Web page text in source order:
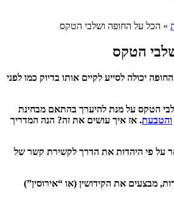
» הכל על החופה ושלבי הטקס
הטקס
יכולה לסייע לקיים אותו בדיוק כמו לפני
הטקס על מנת להיערך בהתאם מבחינת
והטבעת. אז איך עושים את זה? הנה המדריך
על פי היהדות את הדרך לקשירת קשר של
מבצעים את הקידושין (או “אירוסין”)